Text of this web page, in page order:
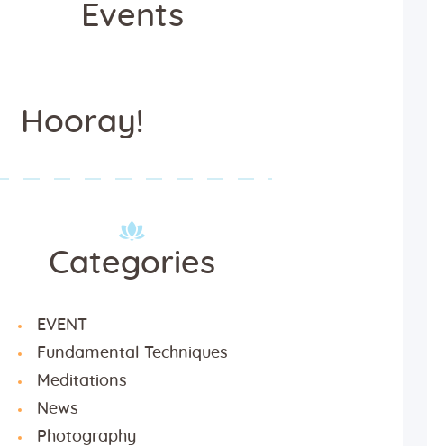
Events
Hooray!
Categories
EVENT
Fundamental Techniques
Meditations
News
Photography